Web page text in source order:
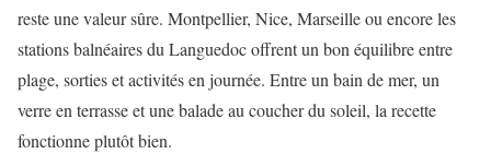
reste une valeur sûre. Montpellier, Nice, Marseille ou encore les
stations balnéaires du Languedoc offrent un bon équilibre entre
plage, sorties et activités en journée. Entre un bain de mer, un
verre en terrasse et une balade au coucher du soleil, la recette
fonctionne plutôt bien.